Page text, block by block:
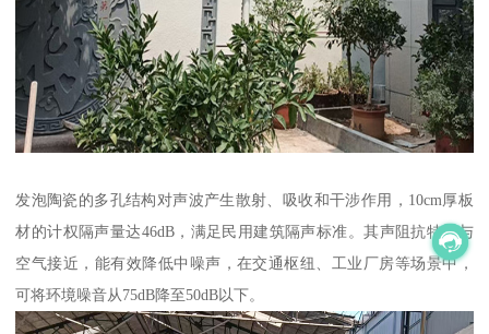
发泡陶瓷的多孔结构对声波产生散射、吸收和干涉作用，10cm厚板
材的计权隔声量达46dB，满足民用建筑隔声标准。其声阻抗特性与
空气接近，能有效降低中噪声，在交通枢纽、工业厂房等场景中，
可将环境噪音从75dB降至50dB以下。